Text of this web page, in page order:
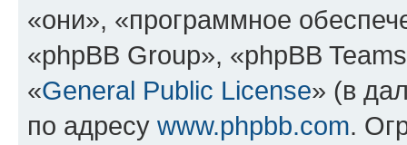
«они», «программное
«phpBB Group», «phpBB
«General Public License» (в
по адресу www.phpbb.com.